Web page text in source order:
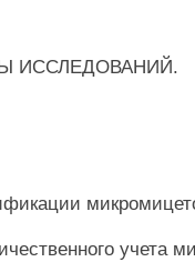
ИССЛЕДОВАНИЙ.
учета